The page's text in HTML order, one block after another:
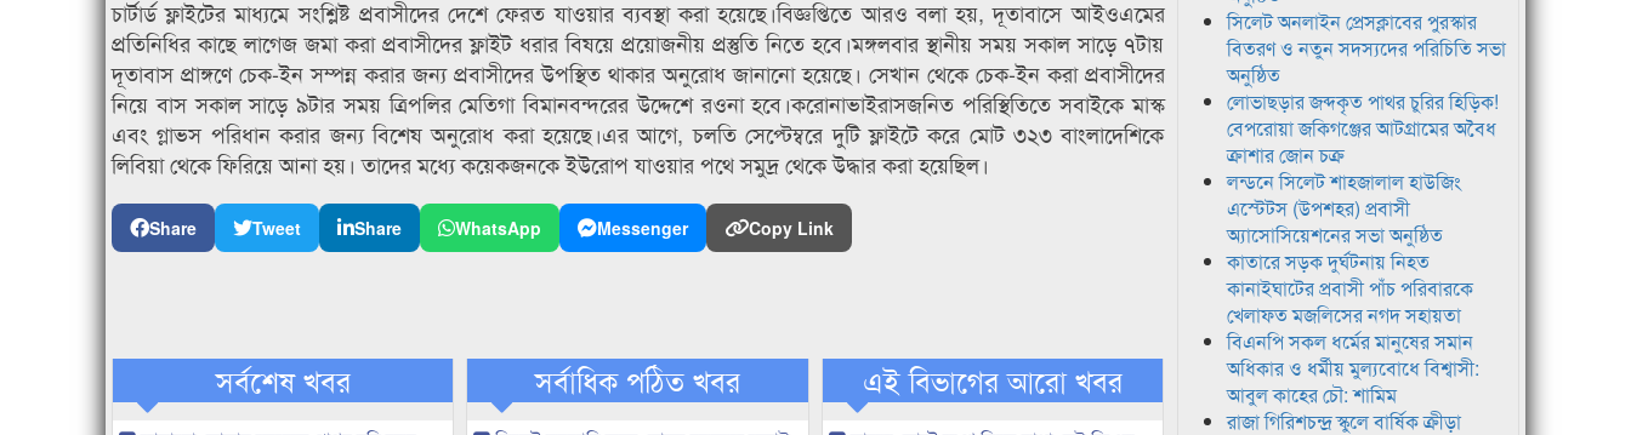
চার্টার্ড ফ্লাইটের মাধ্যমে সংশ্লিষ্ট প্রবাসীদের দেশে ফেরত যাওয়ার ব্যবস্থা করা হয়েছে।বিজ্ঞপ্তিতে আরও বলা হয়, দূতাবাসে আইওএমের
প্রতিনিধির কাছে লাগেজ জমা করা প্রবাসীদের ফ্লাইট ধরার বিষয়ে প্রয়োজনীয় প্রস্তুতি নিতে হবে।মঙ্গলবার স্থানীয় সময় সকাল সাড়ে ৭টায়
দূতাবাস প্রাঙ্গণে চেক-ইন সম্পন্ন করার জন্য প্রবাসীদের উপস্থিত থাকার অনুরোধ জানানো হয়েছে। সেখান থেকে চেক-ইন করা প্রবাসীদের
নিয়ে বাস সকাল সাড়ে ৯টার সময় ত্রিপলির মেতিগা বিমানবন্দরের উদ্দেশে রওনা হবে।করোনাভাইরাসজনিত পরিস্থিতিতে সবাইকে মাস্ক
এবং গ্লাভস পরিধান করার জন্য বিশেষ অনুরোধ করা হয়েছে।এর আগে, চলতি সেপ্টেম্বরে দুটি ফ্লাইটে করে মোট ৩২৩ বাংলাদেশিকে
লিবিয়া থেকে ফিরিয়ে আনা হয়। তাদের মধ্যে কয়েকজনকে ইউরোপ যাওয়ার পথে সমুদ্র থেকে উদ্ধার করা হয়েছিল।
Share Tweet Share WhatsApp Messenger Copy Link
সর্বশেষ খবর সর্বাধিক পঠিত খবর এই বিভাগের আরো খবর
সিলেট অনলাইন প্রেসক্লাবের পুরস্কার
বিতরণ ও নতুন সদস্যদের পরিচিতি সভা
অনুষ্ঠিত
লোভাছড়ার জব্দকৃত পাথর চুরির হিড়িক!
বেপরোয়া জকিগঞ্জের আটগ্রামের অবৈধ
ক্রাশার জোন চক্র
লন্ডনে সিলেট শাহজালাল হাউজিং
এস্টেটস (উপশহর) প্রবাসী
অ্যাসোসিয়েশনের সভা অনুষ্ঠিত
কাতারে সড়ক দুর্ঘটনায় নিহত
কানাইঘাটের প্রবাসী পাঁচ পরিবারকে
খেলাফত মজলিসের নগদ সহায়তা
বিএনপি সকল ধর্মের মানুষের সমান
অধিকার ও ধর্মীয় মুল্যবোধে বিশ্বাসী:
আবুল কাহের চৌ: শামিম
রাজা গিরিশচন্দ্র স্কুলে বার্ষিক ক্রীড়া